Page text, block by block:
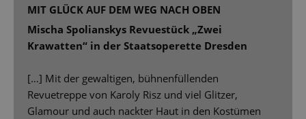
MIT GLÜCK AUF DEM WEG NACH OBEN
Mischa Spolianskys Revuestück „Zwei
Krawatten“ in der Staatsoperette Dresden
[…] Mit der gewaltigen, bühnenfüllenden
Revuetreppe von Karoly Risz und viel Glitzer,
Glamour und auch nackter Haut in den Kostümen